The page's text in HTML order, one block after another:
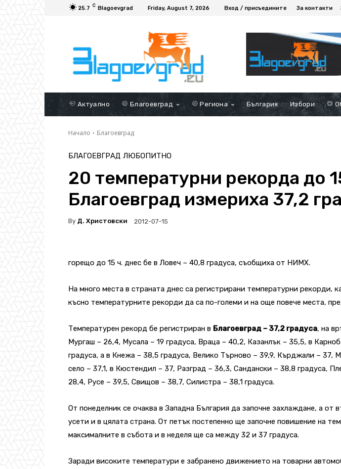
25.7 C Blagoevgrad Friday, August 7, 2026 Вход / присъедините За контакти
Актуално Благоевград Региона България Избори
Начало Благоевград
БЛАГОЕВГРАД ЛЮБОПИТНО
20 температурни рекорда до
Благоевград измериха 37,2
By Д. Христовски 2012-07-15
горещо до 15 ч. днес бе в Ловеч – 40,8 градуса, съобщиха от НИМХ.
На много места в страната днес са регистрирани температурни рекорди,
късно температурните рекорди да са по-големи и на още повече места,
Температурен рекорд бе регистриран в Благоевград – 37,2 градуса, на
Мургаш – 26,4, Мусала – 19 градуса, Враца – 40,2, Казанлък – 35,5, в
градуса, а в Кнежа – 38,5 градуса, Велико Търново – 39,9, Кърджали – 37,
село – 37,1, в Кюстендил – 37, Разград – 36,3, Сандански – 38,8 градуса,
28,4, Русе – 39,5, Свищов – 38,7, Силистра – 38,1 градуса.
Oт понеделник се очаква в Западна България да започне захлаждане, а от
усети и в цялата страна. От петък постепенно ще започне повишение на
максималните в събота и в неделя ще са между 32 и 37 градуса.
Заради високите температури е забранено движението на товарни